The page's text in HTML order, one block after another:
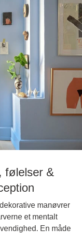
følelser &
manøvrer
et mentalt
En måde